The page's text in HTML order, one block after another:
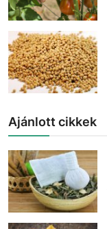
Ajánlott cikkek